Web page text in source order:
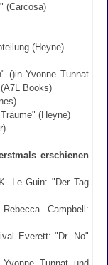
(Carcosa)
(Heyne)
()in Yvonne Tunnat
Books)
(Heyne)
erschienen
Le Guin: "Der Tag
Campbell:
Everett: "Dr. No"